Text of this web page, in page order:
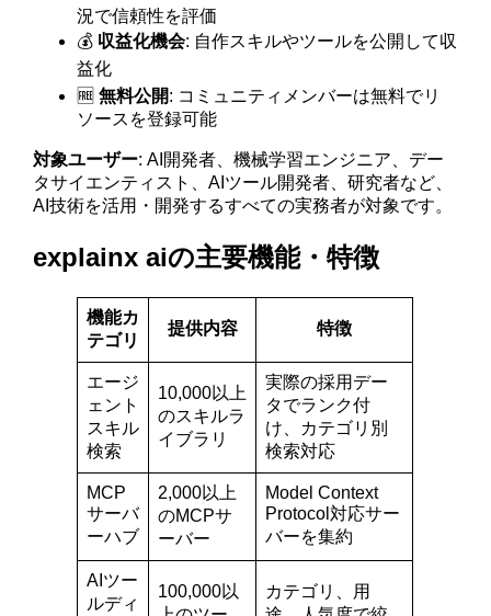
況で信頼性を評価
💰 収益化機会: 自作スキルやツールを公開して収
益化
🆓無料公開: コミュニティメンバーは無料でリ
ソースを登録可能
対象ユーザー: AI開発者、機械学習エンジニア、デー
タサイエンティスト、AIツール開発者、研究者など、
AI技術を活用・開発するすべての実務者が対象です。
explainx aiの主要機能・特徴
機能カ
テゴリ
提供内容 特徴
エージ
ェント
スキル
検索
10,000以上
のスキルラ
イブラリ
実際の採用デー
タでランク付
け、カテゴリ別
検索対応
MCP
サーバ
ーハブ
2,000以上
のMCPサ
ーバー
Model Context
Protocol対応サー
バーを集約
AIツー
ルディ
100,000以
カテゴリ、用